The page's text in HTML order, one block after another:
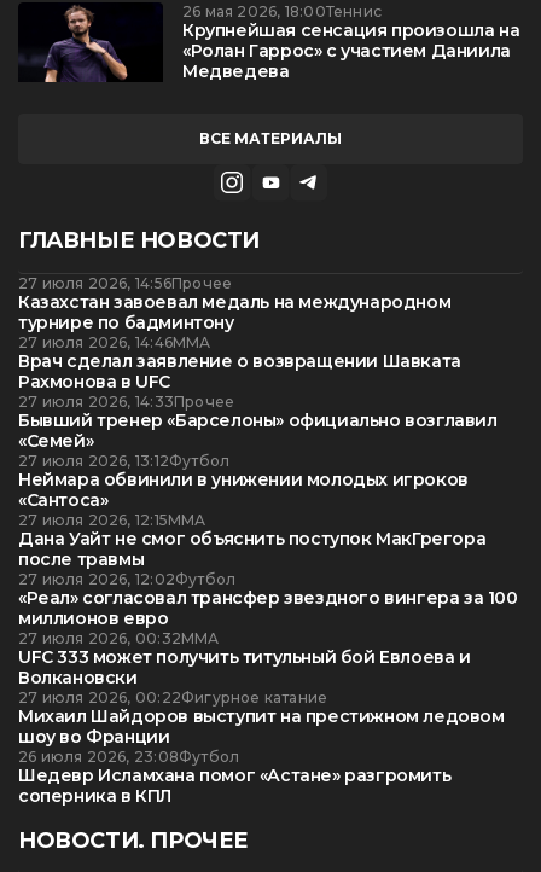
26 мая 2026, 18:00Теннис
Крупнейшая сенсация произошла на
«Ролан Гаррос» с участием Даниила
Медведева
ВСЕ МАТЕРИАЛЫ
ГЛАВНЫЕ НОВОСТИ
27 июля 2026, 14:56Прочее
Казахстан завоевал медаль на международном
турнире по бадминтону
27 июля 2026, 14:46ММА
Врач сделал заявление о возвращении Шавката
Рахмонова в UFC
27 июля 2026, 14:33Прочее
Бывший тренер «Барселоны» официально возглавил
«Семей»
27 июля 2026, 13:12Футбол
Неймара обвинили в унижении молодых игроков
«Сантоса»
27 июля 2026, 12:15ММА
Дана Уайт не смог объяснить поступок МакГрегора
после травмы
27 июля 2026, 12:02Футбол
«Реал» согласовал трансфер звездного вингера за 100
миллионов евро
27 июля 2026, 00:32ММА
UFC 333 может получить титульный бой Евлоева и
Волкановски
27 июля 2026, 00:22Фигурное катание
Михаил Шайдоров выступит на престижном ледовом
шоу во Франции
26 июля 2026, 23:08Футбол
Шедевр Исламхана помог «Астане» разгромить
соперника в КПЛ
НОВОСТИ. ПРОЧЕЕ